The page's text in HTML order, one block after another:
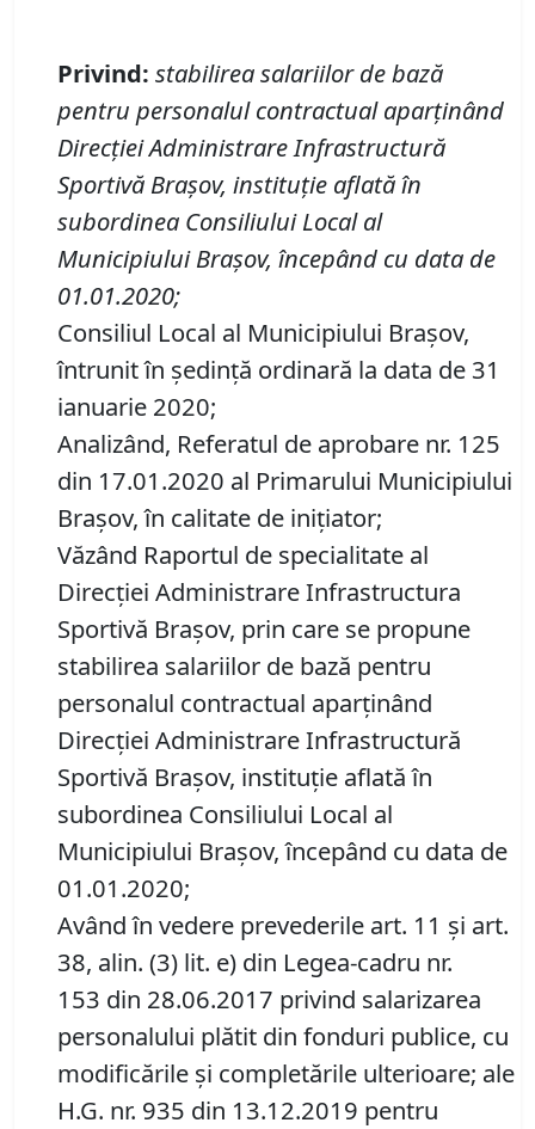
Privind: stabilirea salariilor de bază
pentru personalul contractual aparținând
Direcției Administrare Infrastructură
Sportivă Brașov, instituţie aflată în
subordinea Consiliului Local al
Municipiului Braşov, începând cu data de
01.01.2020;
Consiliul Local al Municipiului Brașov,
întrunit în ședință ordinară la data de 31
ianuarie 2020;
Analizând, Referatul de aprobare nr. 125
din 17.01.2020 al Primarului Municipiului
Braşov, în calitate de inițiator;
Văzând Raportul de specialitate al
Direcției Administrare Infrastructura
Sportivă Brașov, prin care se propune
stabilirea salariilor de bază pentru
personalul contractual aparținând
Direcției Administrare Infrastructură
Sportivă Brașov, instituţie aflată în
subordinea Consiliului Local al
Municipiului Braşov, începând cu data de
01.01.2020;
Având în vedere prevederile art. 11 şi art.
38, alin. (3) lit. e) din Legea-cadru nr.
153 din 28.06.2017 privind salarizarea
personalului plătit din fonduri publice, cu
modificările şi completările ulterioare; ale
H.G. nr. 935 din 13.12.2019 pentru